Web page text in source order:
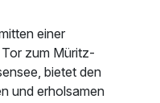
einer
zum Müritz-
bietet den
und erholsamen